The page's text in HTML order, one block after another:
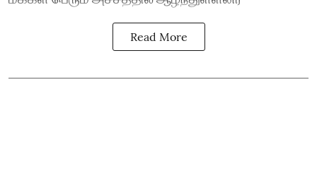
Read More